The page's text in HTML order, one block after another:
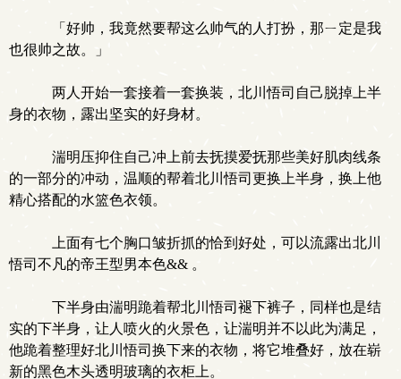
「好帅，我竟然要帮这么帅气的人打扮，那ㄧ定是我
也很帅之故。」
两人开始一套接着一套换装，北川悟司自己脱掉上半
身的衣物，露出坚实的好身材。
湍明压抑住自己冲上前去抚摸爱抚那些美好肌肉线条
的一部分的冲动，温顺的帮着北川悟司更换上半身，换上他
精心搭配的水篮色衣领。
上面有七个胸口皱折抓的恰到好处，可以流露出北川
悟司不凡的帝王型男本色&& 。
下半身由湍明跪着帮北川悟司褪下裤子，同样也是结
实的下半身，让人喷火的火景色，让湍明并不以此为满足，
他跪着整理好北川悟司换下来的衣物，将它堆叠好，放在崭
新的黑色木头透明玻璃的衣柜上。